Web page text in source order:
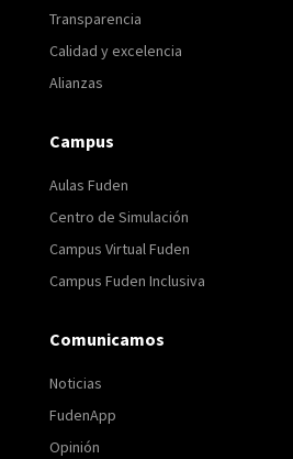
Transparencia
Calidad y excelencia
Alianzas
Campus
Aulas Fuden
Centro de Simulación
Campus Virtual Fuden
Campus Fuden Inclusiva
Comunicamos
Noticias
FudenApp
Opinión